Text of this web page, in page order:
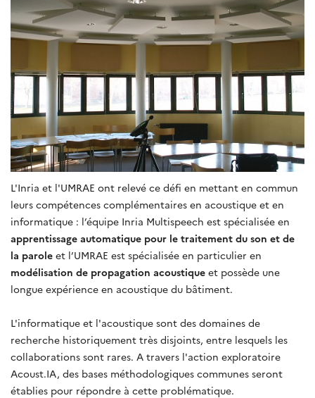
L'Inria et l'UMRAE ont relevé ce défi en mettant en commun
leurs compétences complémentaires en acoustique et en
informatique : l’équipe Inria Multispeech est spécialisée en
apprentissage automatique pour le traitement du son et de
la parole et l’UMRAE est spécialisée en particulier en
modélisation de propagation acoustique et possède une
longue expérience en acoustique du bâtiment.
L'informatique et l'acoustique sont des domaines de
recherche historiquement très disjoints, entre lesquels les
collaborations sont rares. A travers l'action exploratoire
Acoust.IA, des bases méthodologiques communes seront
établies pour répondre à cette problématique.